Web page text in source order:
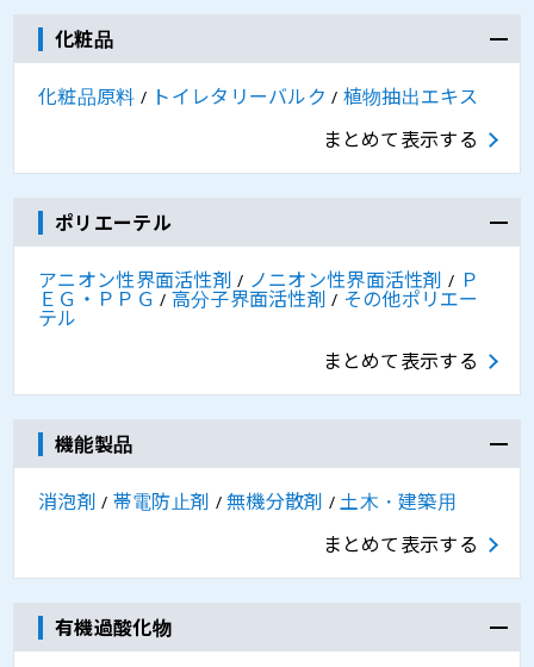
化粧品
化粧品原料 / トイレタリーバルク / 植物抽出エキス
まとめて表示する
ポリエーテル
アニオン性界面活性剤 / ノニオン性界面活性剤 / Ｐ
ＥＧ・ＰＰＧ / 高分子界面活性剤 / その他ポリエー
テル
まとめて表示する
機能製品
消泡剤 / 帯電防止剤 /無機分散剤 /土木・建築用
まとめて表示する
有機過酸化物